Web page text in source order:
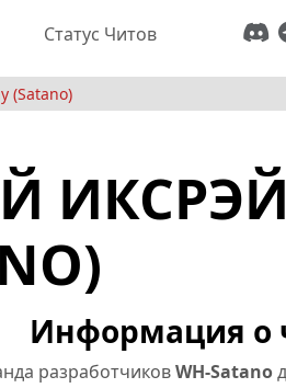
Статус Читов
(Satano)
Информация о
разработчиковWH-Satano